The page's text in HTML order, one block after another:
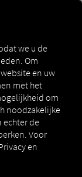
How to
we u de
Om
en uw
met het
om
noodzakelijke
echter de
Voor
en